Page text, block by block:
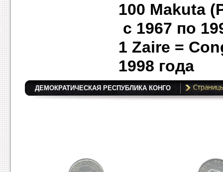
100
с 1967 по
1 Zaire
1998 года
ДЕМОКРАТИЧЕСКАЯ РЕСПУБЛИКА КОНГО